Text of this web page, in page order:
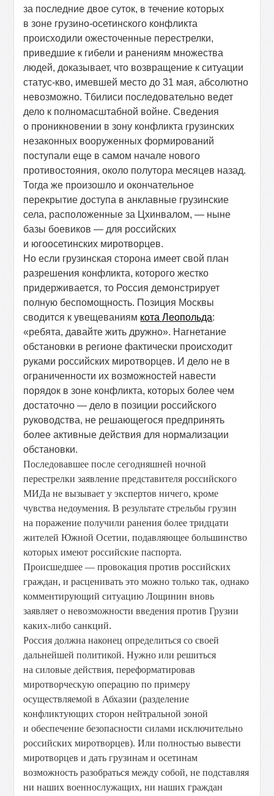
за последние двое суток, в течение которых
в зоне грузино-осетинского конфликта
происходили ожесточенные перестрелки,
приведшие к гибели и ранениям множества
людей, доказывает, что возвращение к ситуации
статус-кво, имевшей место до 31 мая, абсолютно
невозможно. Тбилиси последовательно ведет
дело к полномасштабной войне. Сведения
о проникновении в зону конфликта грузинских
незаконных вооруженных формирований
поступали еще в самом начале нового
противостояния, около полутора месяцев назад.
Тогда же произошло и окончательное
перекрытие доступа в анклавные грузинские
села, расположенные за Цхинвалом, — ныне
базы боевиков — для российских
и югоосетинских миротворцев.
Но если грузинская сторона имеет свой план
разрешения конфликта, которого жестко
придерживается, то Россия демонстрирует
полную беспомощность. Позиция Москвы
сводится к увещеваниям кота Леопольда:
«ребята, давайте жить дружно». Нагнетание
обстановки в регионе фактически происходит
руками российских миротворцев. И дело не в
ограниченности их возможностей навести
порядок в зоне конфликта, которых более чем
достаточно — дело в позиции российского
руководства, не решающегося предпринять
более активные действия для нормализации
обстановки.
Последовавшее после сегодняшней ночной
перестрелки заявление представителя российского
МИДа не вызывает у экспертов ничего, кроме
чувства недоумения. В результате стрельбы грузин
на поражение получили ранения более тридцати
жителей Южной Осетии, подавляющее большинство
которых имеют российские паспорта.
Происшедшее — провокация против российских
граждан, и расценивать это можно только так, однако
комментирующий ситуацию Лощинин вновь
заявляет о невозможности введения против Грузии
каких-либо санкций.
Россия должна наконец определиться со своей
дальнейшей политикой. Нужно или решиться
на силовые действия, переформатировав
миротворческую операцию по примеру
осуществляемой в Абхазии (разделение
конфликтующих сторон нейтральной зоной
и обеспечение безопасности силами исключительно
российских миротворцев). Или полностью вывести
миротворцев и дать грузинам и осетинам
возможность разобраться между собой, не подставляя
ни наших военнослужащих, ни наших граждан